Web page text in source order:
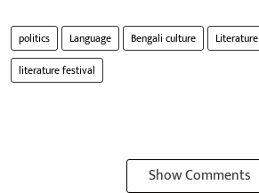
politics Language Bengali culture Literature
literature festival
Show Comments